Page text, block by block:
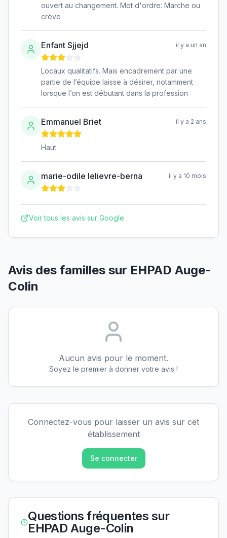
ouvert au changement. Mot d'ordre: Marche ou
crève
Enfant Sjjejd il y a un an
Locaux qualitatifs. Mais encadrement par une
partie de l’équipe laisse à désirer, notamment
lorsque l’on est débutant dans la profession
Emmanuel Briet il y a 2 ans
Haut
marie-odile lelievre-berna il y a 10 mois
Voir tous les avis sur Google
Avis des familles sur EHPAD Auge-
Colin
Aucun avis pour le moment.
Soyez le premier à donner votre avis !
Connectez-vous pour laisser un avis sur cet
établissement
Se connecter
Questions fréquentes sur
EHPAD Auge-Colin